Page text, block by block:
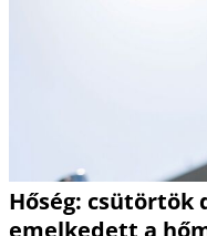
Hőség: csütörtök